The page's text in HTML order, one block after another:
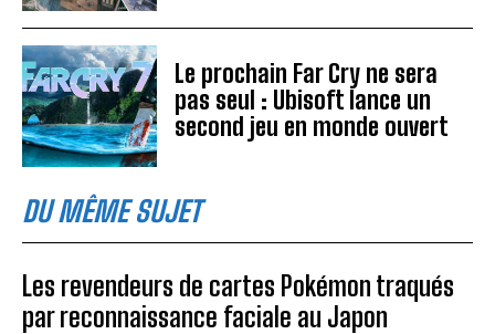
Le prochain Far Cry ne sera
pas seul : Ubisoft lance un
second jeu en monde ouvert
DU MÊME SUJET
Les revendeurs de cartes Pokémon traqués
par reconnaissance faciale au Japon